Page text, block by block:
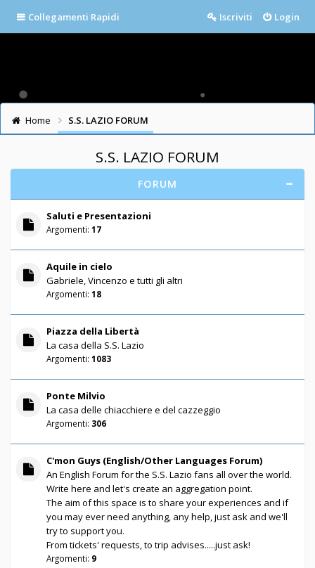
Collegamenti Rapidi Login
Iscriviti
Home S.S. LAZIO FORUM
S.S. LAZIO FORUM
FORUM
Saluti e Presentazioni
Argomenti: 17
Aquile in cielo
Gabriele, Vincenzo e tutti gli altri
Argomenti: 18
Piazza della Libertà
La casa della S.S. Lazio
Argomenti: 1083
Ponte Milvio
La casa delle chiacchiere e del cazzeggio
Argomenti: 306
C'mon Guys (English/Other Languages Forum)
An English Forum for the S.S. Lazio fans all over the world.
Write here and let's create an aggregation point.
The aim of this space is to share your experiences and if
you may ever need anything, any help, just ask and we'll
try to support you.
From tickets' requests, to trip advises.....just ask!
Argomenti: 9